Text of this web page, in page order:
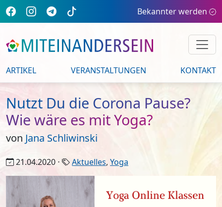
Bekannter werden
ARTIKEL VERANSTALTUNGEN KONTAKT
Nutzt Du die Corona Pause?
Wie wäre es mit Yoga?
von Jana Schliwinski
21.04.2020 ⋅ Aktuelles, Yoga